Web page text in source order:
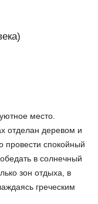
место.
отделан деревом и
провести спокойный
в солнечный
зон отдыха, в
греческим